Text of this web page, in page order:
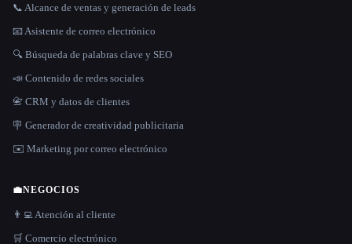
📞 Alcance de ventas y generación de leads
📧 Asistente de correo electrónico
🔍 Búsqueda de palabras clave y SEO
📣 Contenido de redes sociales
📇 CRM y datos de clientes
🪧 Generador de creatividad publicitaria
✉️ Marketing por correo electrónico
💼NEGOCIOS
👨‍💻 Atención al cliente
🛒 Comercio electrónico